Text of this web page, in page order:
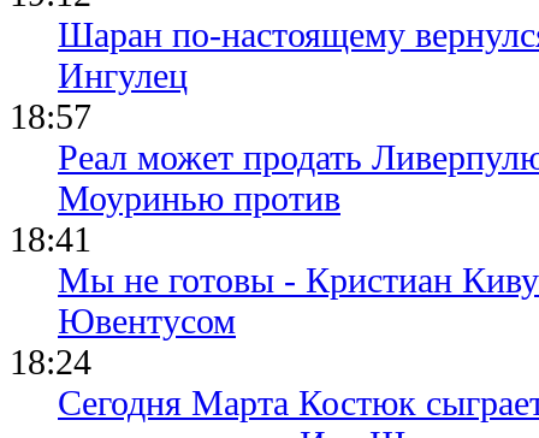
Шаран по-настоящему
Ингулец
18:57
Реал может продать
Моуринью против
18:41
Мы не готовы - Кристиан
Ювентусом
18:24
Сегодня Марта Костюк